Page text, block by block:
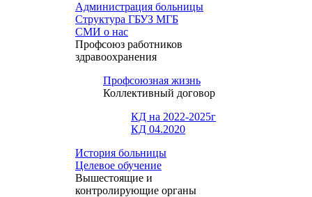
Администрация больницы
Структура ГБУЗ МГБ
СМИ о нас
Профсоюз работников
здравоохранения
Профсоюзная жизнь
Коллективный договор
КД на 2022-2025г
КД 04.2020
История больницы
Целевое обучение
Вышестоящие и
контролирующие органы